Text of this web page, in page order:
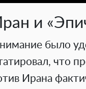
и
было
что
Ирана